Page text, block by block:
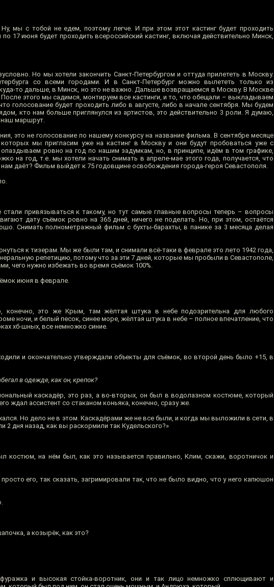
мы с тобой не едем, поэтому легче. И при этом этот кастинг будет проходить
17 июня будет проходить всероссийский кастинг, включая действительно Минск,
Но мы хотели закончить Санкт-Петербургом и оттуда прилететь в Москву.
со всеми городами. И в Санкт-Петербург можно вылететь только из
то дальше, в Минск, но это не важно. Дальше возвращаемся в Москву. В Москве
После этого мы садимся, монтируем все кастинги, и то, что обещали – выкладываем
голосование будет проходить либо в августе, либо в начале сентября. Мы будем
кто нам больше приглянулся из артистов, это действительно 3 роли. Я думаю,
наш маршрут.
это не голосование по нашему конкурсу на название фильма. В сентябре месяце
мы пригласим уже на кастинг в Москву и они будут пробоваться уже с
ровно на год по нашим задумкам, но, в принципе, идём в том графике,
на год, т.е. мы хотели начать снимать в апреле-мае этого года, получается, что
даёт? Фильм выйдет к 75 годовщине освобождения города-героя Севастополя.
привязываться к такому, но тут самые главные вопросы теперь – вопросы
дату съёмок ровно на 365 дней, ничего не поделать. Но, при этом, остаётся
Снимать полнометражный фильм с бухты-барахты, в панике за 3 месяца делая
к тизерам. Мы же были там, и снимали всё-таки в феврале это лето 1942 года,
репетицию, потому что за эти 7 дней, которые мы пробыли в Севастополе,
чего нужно избежать во время съёмок 100%.
июня в феврале.
конечно, это же Крым, там жёлтая штука в небе подозрительна для любого
ночи, и белый песок, синее море, жёлтая штука в небе – полное впечатление, что
хб-шных, все немножко синие.
и окончательно утверждали объекты для съёмок, во второй день было +15, в
в одежде, как он, крепок?
каскадёр, это раз, а во-вторых, он был в водолазном костюме, который
ждал ассистент со стаканом коньяка, конечно, сразу же.
Но дело не в этом. Каскадёрами же не все были, и когда мы выложили в сети, в
2 дня назад, как вы раскормили так Кудельского?»
костюм, на нём был, как это называется правильно, Клим, скажи, воротничок и
его, так сказать, загримировали так, что не было видно, что у него капюшон
а козырёк, как это?
и высокая стойка-воротник, они и так лицо немножко сплющивают и